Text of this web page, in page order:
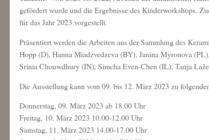
gefördert wurde und die Ergebnisse des Kinderworkshops.
für das Jahr 2023 vorgestellt.
Präsentiert werden die Arbeiten aus der Sammlung des
Hopp (D), Hanna Miadzvedzeva (BY), Janina Myronova
Srinia Chouwdhury (IN), Simcha Even-Chen (IL), Tanja
Die Ausstellung kann vom 09. bis 12. März 2023 zu
Donnerstag, 09. März 2023 ab 18.00 Uhr
Freitag, 10. März 2023 10.00-12.00 Uhr
Samstag, 11. März 2023 14.00-17.00 Uhr